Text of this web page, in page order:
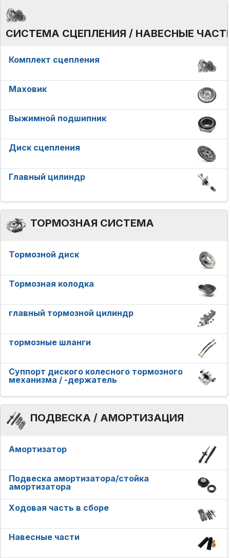
СИСТЕМА СЦЕПЛЕНИЯ / НАВЕСНЫЕ
Комплект сцепления
Маховик
Выжимной подшипник
Диск сцепления
Главный цилиндр
ТОРМОЗНАЯ СИСТЕМА
Тормозной диск
Тормозная колодка
главный тормозной цилиндр
тормозные шланги
Суппорт диского колесного тормозного
механизма / -держатель
ПОДВЕСКА / АМОРТИЗАЦИЯ
Амортизатор
Подвеска амортизатора/стойка
амортизатора
Ходовая часть в сборе
Навесные части